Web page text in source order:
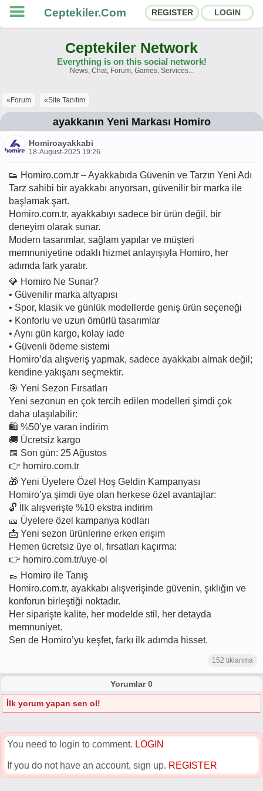
Ceptekiler.Com REGISTER LOGIN
Chat Rooms App Ecosystem
Announcements
About Us
Ceptekiler.Com - v2025.01
Licence F.A.Q.
Ceptekiler Network
Everything is on this social network!
News, Chat, Forum, Games, Services...
«Forum «Site Tanıtım
ayakkanın Yeni Markası Homiro
Homiroayakkabi
18-August-2025 19:26
👟 Homiro.com.tr – Ayakkabıda Güvenin ve Tarzın Yeni Adı
Tarz sahibi bir ayakkabı arıyorsan, güvenilir bir marka ile
başlamak şart.
Homiro.com.tr, ayakkabıyı sadece bir ürün değil, bir
deneyim olarak sunar.
Modern tasarımlar, sağlam yapılar ve müşteri
memnuniyetine odaklı hizmet anlayışıyla Homiro, her
adımda fark yaratır.
💎 Homiro Ne Sunar?
• Güvenilir marka altyapısı
• Spor, klasik ve günlük modellerde geniş ürün seçeneği
• Konforlu ve uzun ömürlü tasarımlar
• Aynı gün kargo, kolay iade
• Güvenli ödeme sistemi
Homiro’da alışveriş yapmak, sadece ayakkabı almak değil;
kendine yakışanı seçmektir.
🎯 Yeni Sezon Fırsatları
Yeni sezonun en çok tercih edilen modelleri şimdi çok
daha ulaşılabilir:
🛍️ %50’ye varan indirim
🚚 Ücretsiz kargo
📅 Son gün: 25 Ağustos
👉 homiro.com.tr
🎁 Yeni Üyelere Özel Hoş Geldin Kampanyası
Homiro’ya şimdi üye olan herkese özel avantajlar:
🔓 İlk alışverişte %10 ekstra indirim
🎫 Üyelere özel kampanya kodları
📩 Yeni sezon ürünlerine erken erişim
Hemen ücretsiz üye ol, fırsatları kaçırma:
👉 homiro.com.tr/uye-ol
👞 Homiro ile Tanış
Homiro.com.tr, ayakkabı alışverişinde güvenin, şıklığın ve
konforun birleştiği noktadır.
Her siparişte kalite, her modelde stil, her detayda
memnuniyet.
Sen de Homiro’yu keşfet, farkı ilk adımda hisset.
152 tıklanma
Yorumlar 0
İlk yorum yapan sen ol!
You need to login to comment. LOGIN
If you do not have an account, sign up. REGISTER